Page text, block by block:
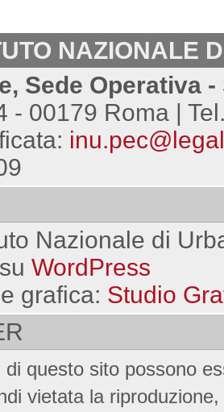
NAZIONALE
Sede Operativa
- 00179 Roma |
Nazionale di
WordPress
grafica: Studio
questo sito possono
vietata la